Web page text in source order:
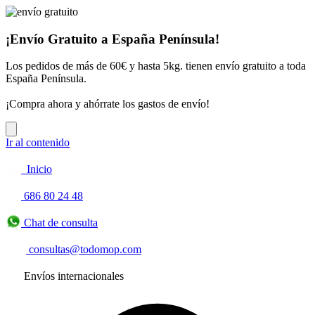
¡Envío Gratuito a España Península!
Los pedidos de más de 60€ y hasta 5kg. tienen envío gratuito a toda
España Península.
¡Compra ahora y ahórrate los gastos de envío!
Ir al contenido
Inicio
686 80 24 48
Chat de consulta
consultas@todomop.com
Envíos internacionales